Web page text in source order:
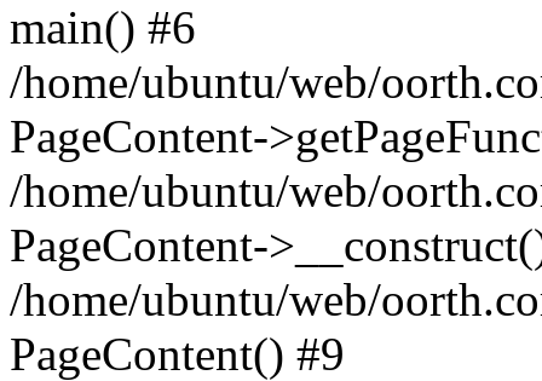
main() #6
/home/ubuntu/web/
PageContent-
/home/ubuntu/web/
PageContent-
/home/ubuntu/web/
PageContent() #9